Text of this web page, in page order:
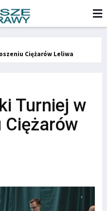
Ciężarów Leliwa
Turniej w
Ciężarów